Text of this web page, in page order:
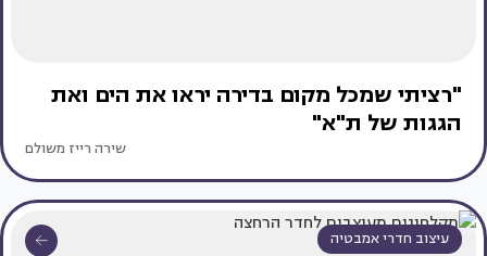
"רציתי שמכל מקום בדירה יראו את הים ואת
הגגות של ת"א"
שירה רייז משולם
עיצוב חדרי אמבטיה